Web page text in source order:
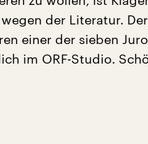
der Literatur.
einer der sieben
im ORF-Studio.